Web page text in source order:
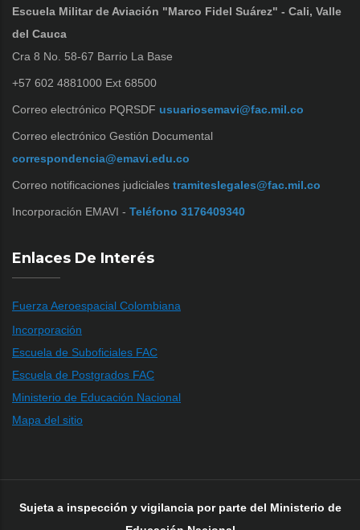
Escuela Militar de Aviación "Marco Fidel Suárez" - Cali, Valle
del Cauca
Cra 8 No. 58-67 Barrio La Base
+57 602 4881000 Ext 68500
Correo electrónico PQRSDF usuariosemavi@fac.mil.co
Correo electrónico Gestión Documental
correspondencia@emavi.edu.co
Correo notificaciones judiciales tramiteslegales@fac.mil.co
Incorporación EMAVI - Teléfono 3176409340
Enlaces De Interés
Fuerza Aeroespacial Colombiana
Incorporación
Escuela de Suboficiales FAC
Escuela de Postgrados FAC
Ministerio de Educación Nacional
Mapa del sitio
Sujeta a inspección y vigilancia por parte del Ministerio de